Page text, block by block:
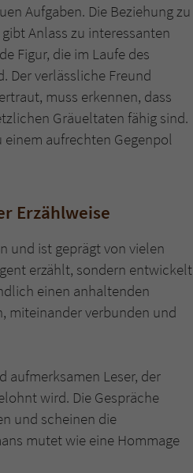
Aufgaben. Die Beziehung zu
Anlass zu interessanten
Figur, die im Laufe des
Der verlässliche Freund
muss erkennen, dass
Gräueltaten fähig sind.
aufrechten Gegenpol
Erzählweise
und ist geprägt von vielen
erzählt, sondern entwickelt
einen anhaltenden
miteinander verbunden und
aufmerksamen Leser, der
wird. Die Gespräche
und scheinen die
mutet wie eine Hommage